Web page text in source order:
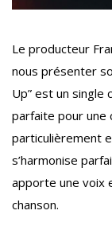
Le producteur
nous présenter
Up” est un single
parfaite pour une
particulièrement
s’harmonise
apporte une voix
chanson.